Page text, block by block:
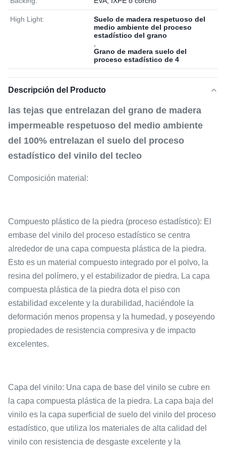
High Light:
Suelo de madera respetuoso del
medio ambiente del proceso
estadístico del grano
Grano de madera suelo del
proceso estadístico de 4
Descripción del Producto
las tejas que entrelazan del grano de madera
impermeable respetuoso del medio ambiente
del 100% entrelazan el suelo del proceso
estadístico del vinilo del tecleo
Composición material:
Compuesto plástico de la piedra (proceso estadístico): El
embase del vinilo del proceso estadístico se centra
alrededor de una capa compuesta plástica de la piedra.
Esto es un material compuesto integrado por el polvo, la
resina del polímero, y el estabilizador de piedra. La capa
compuesta plástica de la piedra dota el piso con
estabilidad excelente y la durabilidad, haciéndole la
deformación menos propensa y la humedad, y poseyendo
propiedades de resistencia compresiva y de impacto
excelentes.
Capa del vinilo: Una capa de base del vinilo se cubre en
la capa compuesta plástica de la piedra. La capa baja del
vinilo es la capa superficial de suelo del vinilo del proceso
estadístico, que utiliza los materiales de alta calidad del
vinilo con resistencia de desgaste excelente y la